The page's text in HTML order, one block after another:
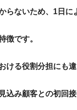
らないため、1日
徴です。
ける役割分担にも違
込み顧客との初回